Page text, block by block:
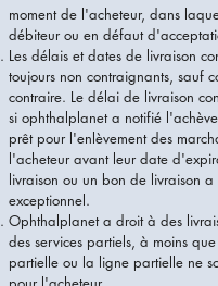
moment de l'acheteur, dans
débiteur ou en défaut
Les délais et dates de livraison
toujours non contraignants, sauf
contraire. Le délai de livraison
si ophthalplanet a notifié
prêt pour l'enlèvement des
l'acheteur avant leur date
livraison ou un bon de livraison
exceptionnel.
Ophthalplanet a droit à des
des services partiels, à moins
partielle ou la ligne partielle ne